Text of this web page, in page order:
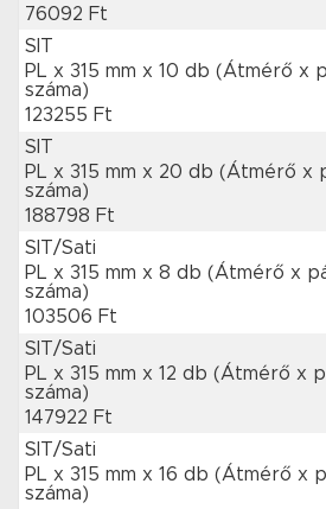
76092 Ft
SIT
PL x 315 mm x 10 db (Átmérő x
száma)
123255 Ft
SIT
PL x 315 mm x 20 db (Átmérő x
száma)
188798 Ft
SIT/Sati
PL x 315 mm x 8 db (Átmérő x
száma)
103506 Ft
SIT/Sati
PL x 315 mm x 12 db (Átmérő x
száma)
147922 Ft
SIT/Sati
PL x 315 mm x 16 db (Átmérő x
száma)